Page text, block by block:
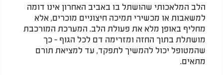
הלב המלאכותי שהושתל בו באביב האחרון אינו דומה
למשאבות או מכשירי תמיכה חיצוניים מוכרים, אלא
מחליף באופן מלא את פעולת הלב. המערכת המורכבת
מושתלת בתוך החזה ומזרימה דם לכל הגוף - כך
שהמטופל יכול להמשיך לתפקד, עד למציאת תורם
מתאים.